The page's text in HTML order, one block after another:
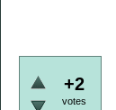
+2
votes